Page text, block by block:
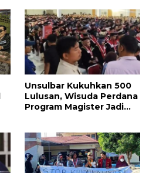
Unsulbar Kukuhkan 500
Lulusan, Wisuda Perdana
Program Magister Jadi